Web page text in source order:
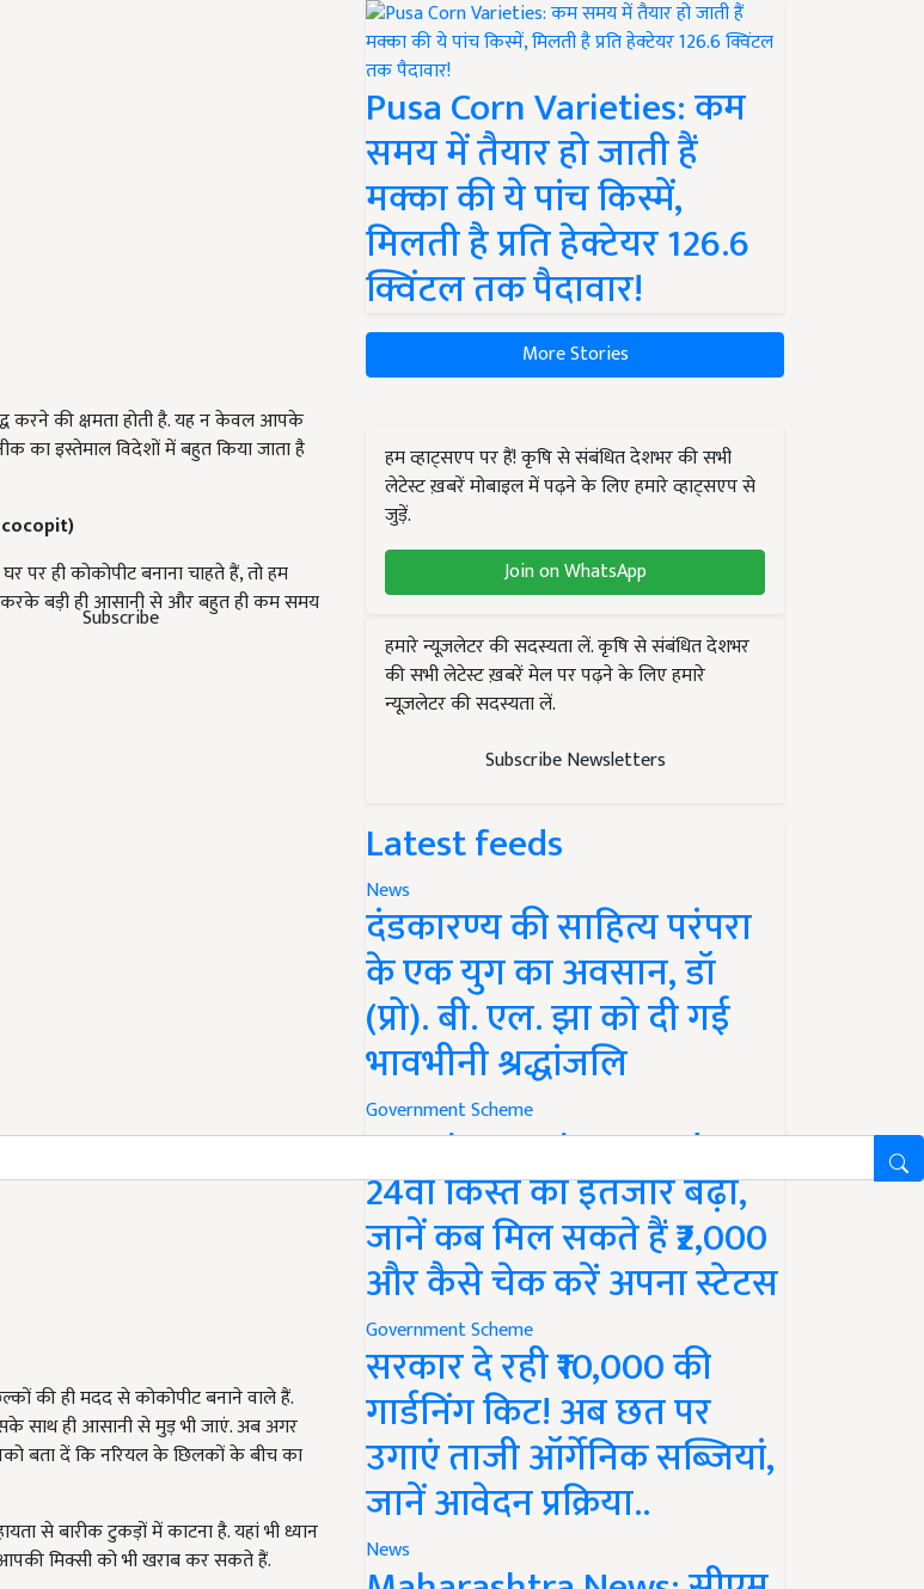
Subscribe
करने की क्षमता होती है. यह न केवल आपके
का इस्तेमाल विदेशों में बहुत किया जाता है
ही कोकोपीट बनाना चाहते हैं, तो हम
बड़ी ही आसानी से और बहुत ही कम समय
की ही मदद से कोकोपीट बनाने वाले हैं.
साथ ही आसानी से मुड़ भी जाएं. अब अगर
बता दें कि नरियल के छिलकों के बीच का
से बारीक टुकड़ों में काटना है. यहां भी ध्यान
मिक्सी को भी खराब कर सकते हैं.
Pusa Corn Varieties: कम
समय में तैयार हो जाती हैं
मक्का की ये पांच किस्में,
मिलती है प्रति हेक्टेयर 126.6
क्विंटल तक पैदावार!
More Stories
हम व्हाट्सएप पर हैं! कृषि से संबंधित देशभर की सभी
लेटेस्ट ख़बरें मोबाइल में पढ़ने के लिए हमारे व्हाट्सएप से
जुड़ें.
Join on WhatsApp
हमारे न्यूज़लेटर की सदस्यता लें. कृषि से संबंधित देशभर
की सभी लेटेस्ट ख़बरें मेल पर पढ़ने के लिए हमारे
न्यूज़लेटर की सदस्यता लें.
Subscribe Newsletters
Latest feeds
News
दंडकारण्य की साहित्य परंपरा
के एक युग का अवसान, डॉ
(प्रो). बी. एल. झा को दी गई
भावभीनी श्रद्धांजलि
Government Scheme
PM Kisan Yojana Update:
24वीं किस्त का इंतजार बढ़ा,
जानें कब मिल सकते हैं ₹2,000
और कैसे चेक करें अपना स्टेटस
Government Scheme
सरकार दे रही ₹10,000 की
गार्डनिंग किट! अब छत पर
उगाएं ताजी ऑर्गेनिक सब्जियां,
जानें आवेदन प्रक्रिया..
News